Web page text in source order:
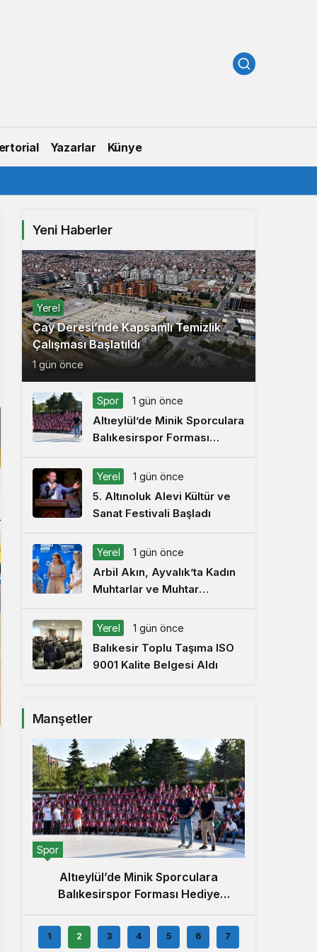
Yazarlar Künye
Yeni Haberler
Yerel
Çay Deresi’nde Kapsamlı Temizlik
Çalışması Başlatıldı
1 gün önce
Spor 1 gün önce
Altıeylül’de Minik Sporculara
Balıkesirspor Forması
Hediye Edildi
Yerel 1 gün önce
5. Altınoluk Alevi Kültür ve
Sanat Festivali Başladı
Yerel 1 gün önce
Arbil Akın, Ayvalık’ta Kadın
Muhtarlar ve Muhtar
Eşleriyle Buluştu
Yerel 1 gün önce
Balıkesir Toplu Taşıma ISO
9001 Kalite Belgesi Aldı
Manşetler
Spor
Altıeylül’de Minik Sporculara
Balıkesirspor Forması Hediye
Edildi
1 2 3 4 5 6 7